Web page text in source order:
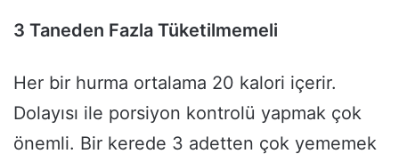
3 Taneden Fazla Tüketilmemeli
Her bir hurma ortalama 20 kalori içerir.
Dolayısı ile porsiyon kontrolü yapmak çok
önemli. Bir kerede 3 adetten çok yememek